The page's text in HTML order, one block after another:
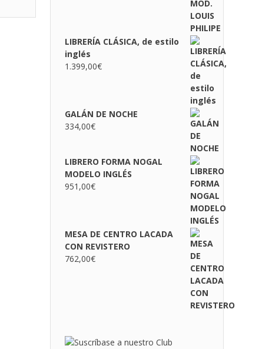
LIBRERÍA CLÁSICA, de estilo
inglés
1.399,00€
GALÁN DE NOCHE
334,00€
LIBRERO FORMA NOGAL
MODELO INGLÉS
951,00€
MESA DE CENTRO LACADA
CON REVISTERO
762,00€